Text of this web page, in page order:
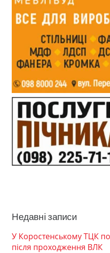
Недавні записи
У Коростенському ТЦК
після проходження ВЛК